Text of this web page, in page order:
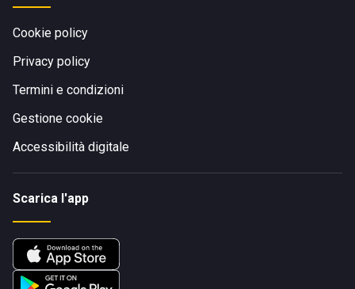
Cookie policy
Privacy policy
Termini e condizioni
Gestione cookie
Accessibilità digitale
Scarica l'app